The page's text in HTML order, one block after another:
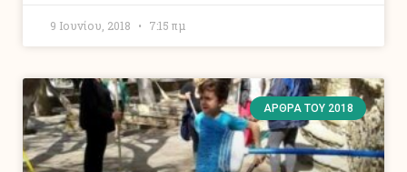
9 Ιουνίου, 2018 7:15 πμ
ΆΡΘΡΑ ΤΟΥ 2018